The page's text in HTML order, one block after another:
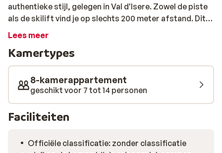
authentieke stijl, gelegen in Val d'Isere. Zowel de piste
als de skilift vind je op slechts 200 meter afstand. Dit
luxe chalet is gechikt voor maximaal 14 personen en
open keuken en een grote, sfeervolle woonkamer met
open haard. Dit chalet is een perfect voorbeeld van hoe
traditioneel design gecombineerd kan worden met de
nieuwste hedendaagse details. In de wijk Le Fornet,
waar dit chalet ligt, kun je terecht voor je kleine
dagelijkse boodchappen. Wil je dineren in Val 'Isere?
verblijf, in een prachtige omgeving zowel binnen als
Lees meer
Kamertypes
8-kamerappartement
geschikt voor 7 tot 14 personen
Faciliteiten
Officiële classificatie: zonder classificatie